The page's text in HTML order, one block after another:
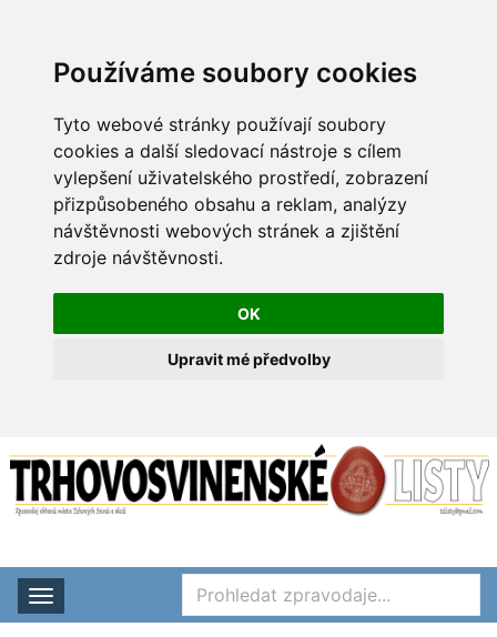
Používáme soubory cookies
Tyto webové stránky používají soubory
cookies a další sledovací nástroje s cílem
vylepšení uživatelského prostředí, zobrazení
přizpůsobeného obsahu a reklam, analýzy
návštěvnosti webových stránek a zjištění
zdroje návštěvnosti.
OK
Upravit mé předvolby
Rozbalit nabídku